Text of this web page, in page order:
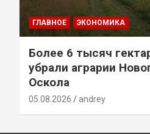
ГЛАВНОЕ ЭКОНОМИКА
Более 6 тысяч
убрали аграрии
Оскола
05.08.2026 andrey